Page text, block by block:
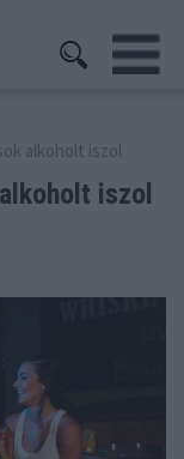
alkoholt iszol
iszol